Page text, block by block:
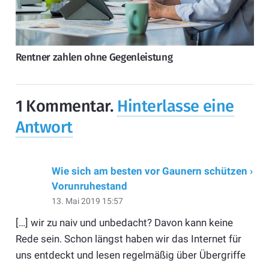
Rentner zahlen ohne Gegenleistung
1 Kommentar. Hinterlasse eine
Antwort
Wie sich am besten vor Gaunern schützen ›
Vorunruhestand
13. Mai 2019 15:57
[…] wir zu naiv und unbedacht? Davon kann keine
Rede sein. Schon längst haben wir das Internet für
uns entdeckt und lesen regelmäßig über Übergriffe